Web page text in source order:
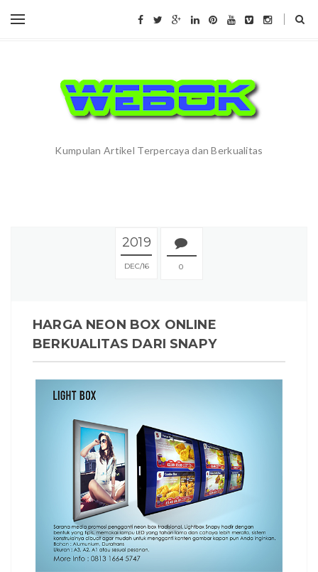
Kumpulan Artikel Terpercaya dan Berkualitas
2019
DEC 16 0
HARGA NEON BOX ONLINE
BERKUALITAS DARI SNAPY